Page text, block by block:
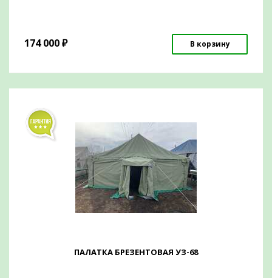
174 000₽ В корзину
ПАЛАТКА БРЕЗЕНТОВАЯ УЗ-68